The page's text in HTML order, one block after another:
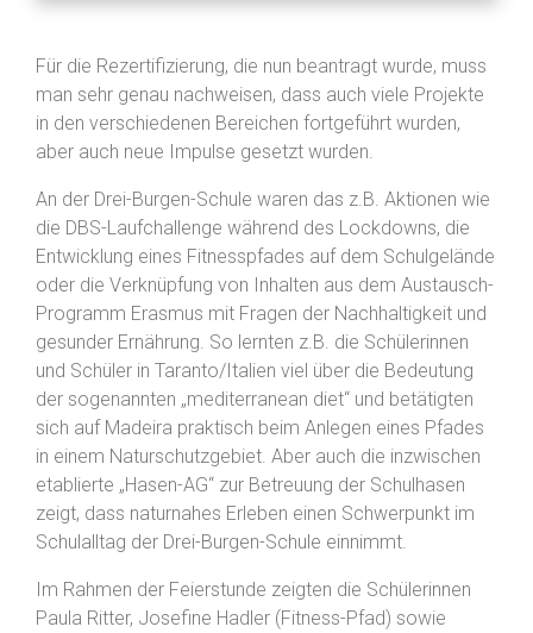
Für die Rezertifizierung, die nun beantragt wurde, muss
man sehr genau nachweisen, dass auch viele Projekte
in den verschiedenen Bereichen fortgeführt wurden,
aber auch neue Impulse gesetzt wurden.
An der Drei-Burgen-Schule waren das z.B. Aktionen wie
die DBS-Laufchallenge während des Lockdowns, die
Entwicklung eines Fitnesspfades auf dem Schulgelände
oder die Verknüpfung von Inhalten aus dem Austausch-
Programm Erasmus mit Fragen der Nachhaltigkeit und
gesunder Ernährung. So lernten z.B. die Schülerinnen
und Schüler in Taranto/Italien viel über die Bedeutung
der sogenannten „mediterranean diet“ und betätigten
sich auf Madeira praktisch beim Anlegen eines Pfades
in einem Naturschutzgebiet. Aber auch die inzwischen
etablierte „Hasen-AG“ zur Betreuung der Schulhasen
zeigt, dass naturnahes Erleben einen Schwerpunkt im
Schulalltag der Drei-Burgen-Schule einnimmt.
Im Rahmen der Feierstunde zeigten die Schülerinnen
Paula Ritter, Josefine Hadler (Fitness-Pfad) sowie